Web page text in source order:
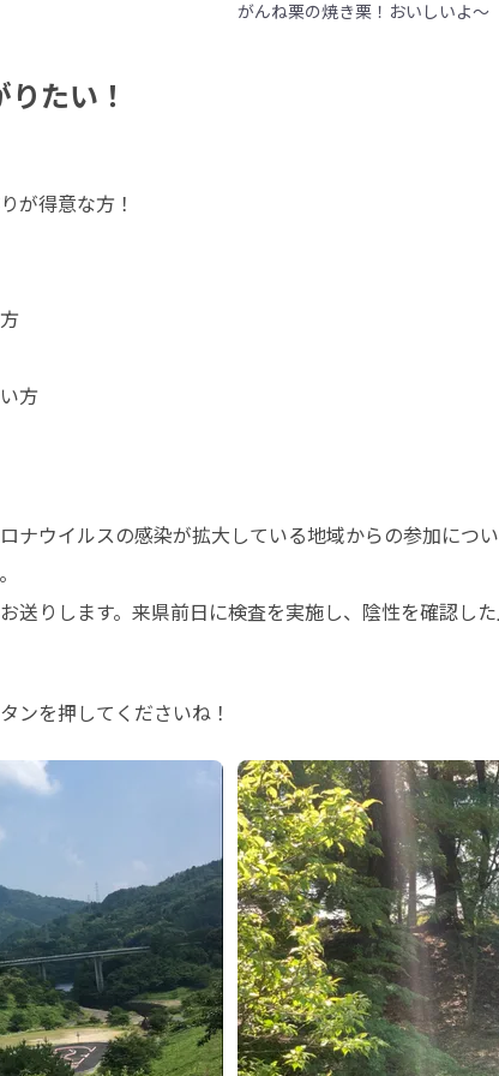
がんね栗の焼き栗！おいしいよ〜
たい！
が得意な方！
方
ナウイルスの感染が拡大している地域からの参加につ
りします。来県前日に検査を実施し、陰性を確認し
ンを押してくださいね！